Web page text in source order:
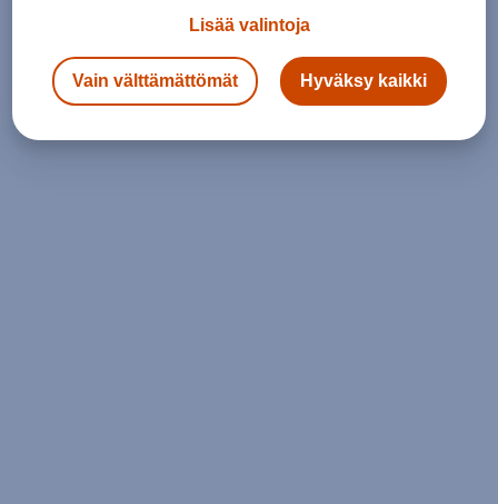
Lisää valintoja
Vain välttämättömät Hyväksy kaikki